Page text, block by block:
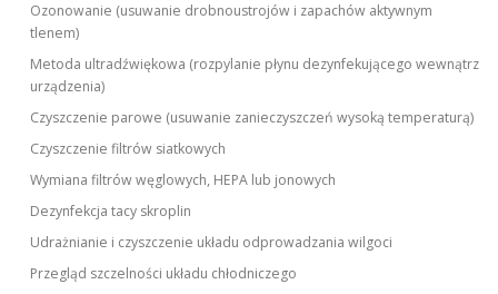
Ozonowanie (usuwanie drobnoustrojów i zapachów aktywnym
tlenem)
Metoda ultradźwiękowa (rozpylanie płynu dezynfekującego wewnątrz
urządzenia)
Czyszczenie parowe (usuwanie zanieczyszczeń wysoką temperaturą)
Czyszczenie filtrów siatkowych
Wymiana filtrów węglowych, HEPA lub jonowych
Dezynfekcja tacy skroplin
Udrażnianie i czyszczenie układu odprowadzania wilgoci
Przegląd szczelności układu chłodniczego